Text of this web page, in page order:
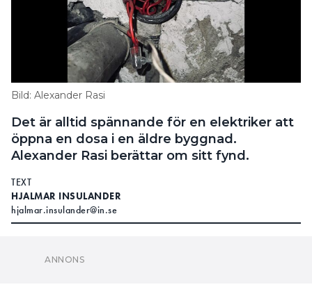
Bild: Alexander Rasi
Det är alltid spännande för en elektriker att
öppna en dosa i en äldre byggnad.
Alexander Rasi berättar om sitt fynd.
TEXT
HJALMAR INSULANDER
hjalmar.insulander@in.se
Byggnaden är från tidigt 30-tal och håller på att